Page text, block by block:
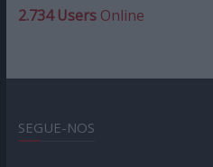
2.734 UsersOnline
SEGUE-NOS